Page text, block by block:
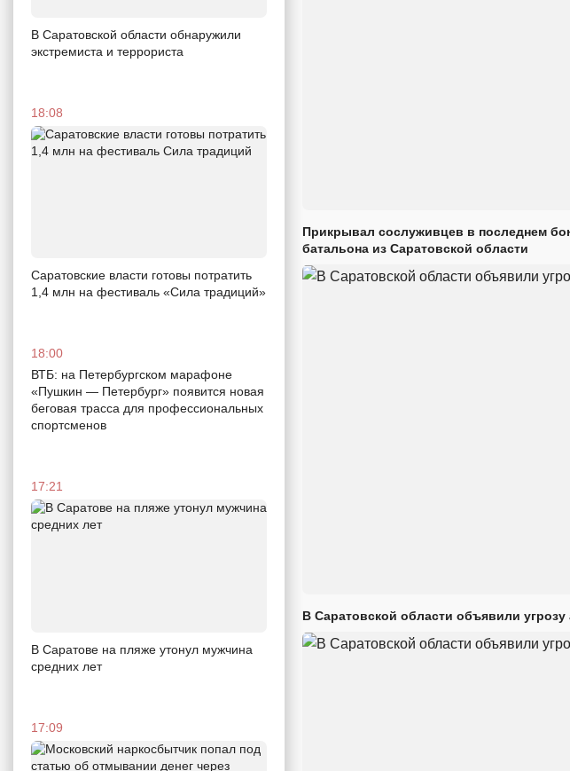
В Саратовской области обнаружили
экстремиста и террориста
18:08
Саратовские власти готовы потратить
1,4 млн на фестиваль «Сила традиций»
18:00
ВТБ: на Петербургском марафоне
«Пушкин — Петербург» появится новая
беговая трасса для профессиональных
спортсменов
17:21
В Саратове на пляже утонул мужчина
средних лет
17:09
Прикрывал сослуживцев в последнем
батальона из Саратовской области
В Саратовской области объявили